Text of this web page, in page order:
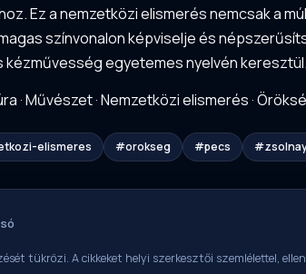
Ez a nemzetközi elismerés nemcsak a
színvonalon képviselje és
egyetemes nyelvén keresztül.
·Művészet·Nemzetközi elismerés·
elismeres #orokseg #pecs
tükrözi. A cikkeket helyi szerkesztői szemlélettel,